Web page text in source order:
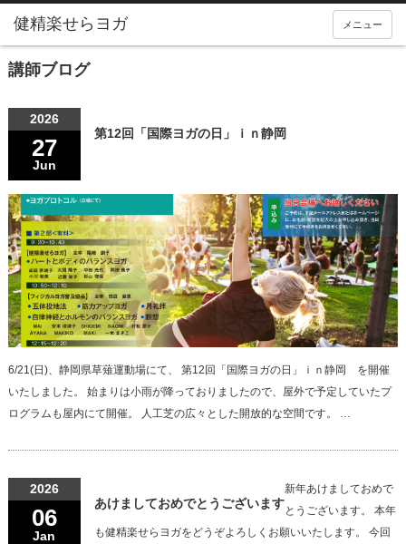
メニュー
講師ブログ
2026
27
Jun
第12回「国際ヨガの日」ｉｎ静岡
6/21(日)、静岡県草薙運動場にて、 第12回「国際ヨガの日」ｉｎ静岡 を開催
いたしました。 始まりは小雨が降っておりましたので、屋外で予定していたプ
ログラムも屋内にて開催。 人工芝の広々とした開放的な空間です。 …
2026
06
Jan
あけましておめでとうございます
新年あけましておめで
とうございます。 本年
も健精楽せらヨガをどうぞよろしくお願いいたします。 今回